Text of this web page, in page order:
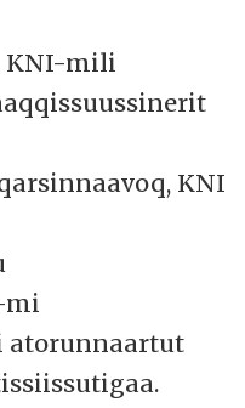
KNI-mili
KNI
mi